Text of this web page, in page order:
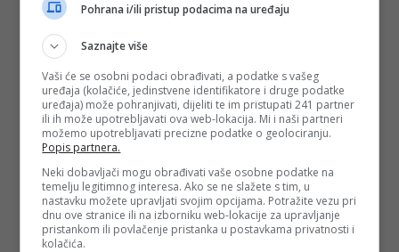
Pohrana i/ili pristup podacima na uređaju
Saznajte više
Vaši će se osobni podaci obrađivati, a podatke s vašeg
uređaja (kolačiće, jedinstvene identifikatore i druge podatke
uređaja) može pohranjivati, dijeliti te im pristupati 241 partner
ili ih može upotrebljavati ova web-lokacija. Mi i naši partneri
možemo upotrebljavati precizne podatke o geolociranju.
Popis partnera.
Neki dobavljači mogu obrađivati vaše osobne podatke na
temelju legitimnog interesa. Ako se ne slažete s tim, u
nastavku možete upravljati svojim opcijama. Potražite vezu pri
dnu ove stranice ili na izborniku web-lokacije za upravljanje
pristankom ili povlačenje pristanka u postavkama privatnosti i
kolačića.